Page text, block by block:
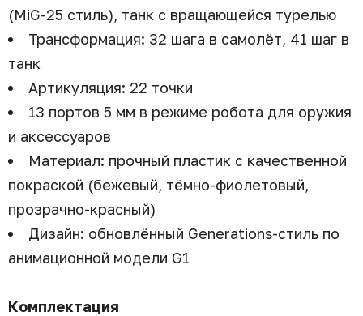
(MiG-25 стиль), танк с вращающейся турелью
Трансформация: 32 шага в самолёт, 41 шаг в
танк
Артикуляция: 22 точки
13 портов 5 мм в режиме робота для оружия
и аксессуаров
Материал: прочный пластик с качественной
покраской (бежевый, тёмно-фиолетовый,
прозрачно-красный)
Дизайн: обновлённый Generations-стиль по
анимационной модели G1
Комплектация